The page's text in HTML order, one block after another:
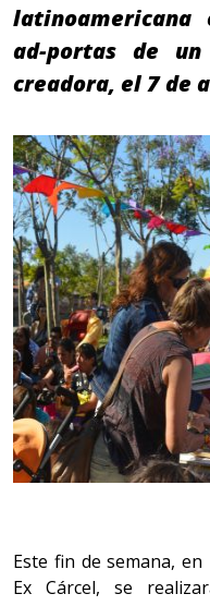
ad-portas de
creadora, el 7 de
Este fin de semana,
Ex Cárcel, se